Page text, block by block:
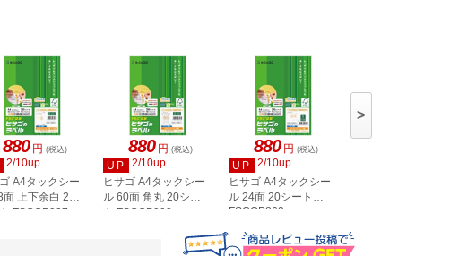
880 円 (税込)
2/10up
A4タックシー
面 上下余白 20
ト FSCOP907
880 円 (税込)
UP
2/10up
ヒサゴ A4タックシー
ル 60面 角丸 20シー
ト FSCOP902
880 円 (税込)
UP
2/10up
ヒサゴ A4タックシー
ル 24面 20シート
FSCOP863
>